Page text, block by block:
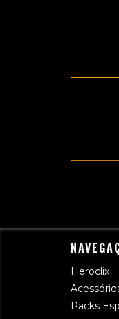
Heroclix
Packs